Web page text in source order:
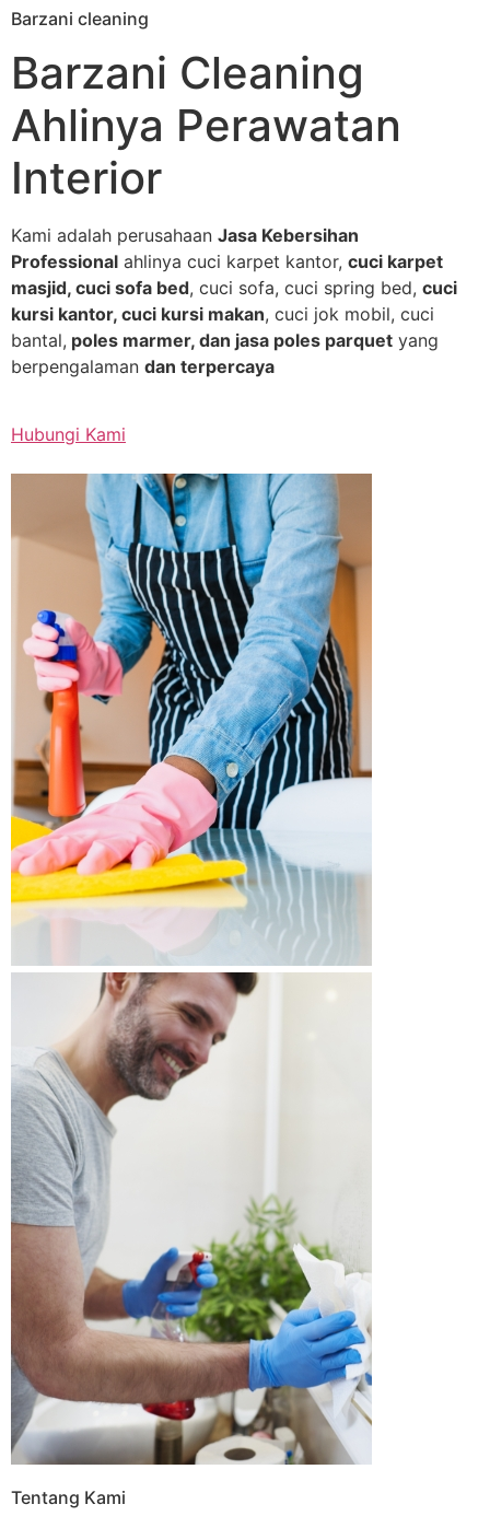
Skip
content
Barzani cleaning
Barzani Cleaning
Ahlinya Perawatan
Interior
Kami adalah perusahaan Jasa Kebersihan
Professional ahlinya cuci karpet kantor, cuci karpet
masjid, cuci sofa bed, cuci sofa, cuci spring bed, cuci
kursi kantor, cuci kursi makan, cuci jok mobil, cuci
bantal, poles marmer, dan jasa poles parquet yang
berpengalaman dan terpercaya
Hubungi Kami
Tentang Kami